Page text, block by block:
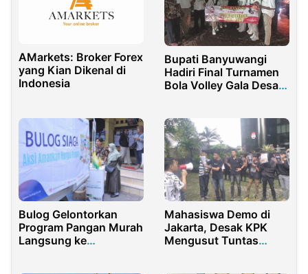
AMarkets: Broker Forex
yang Kian Dikenal di
Indonesia
Bupati Banyuwangi
Hadiri Final Turnamen
Bola Volley Gala Desa
Bulog Gelontorkan
Program Pangan Murah
Langsung ke
Mahasiswa Demo di
Jakarta, Desak KPK
Mengusut Tuntas